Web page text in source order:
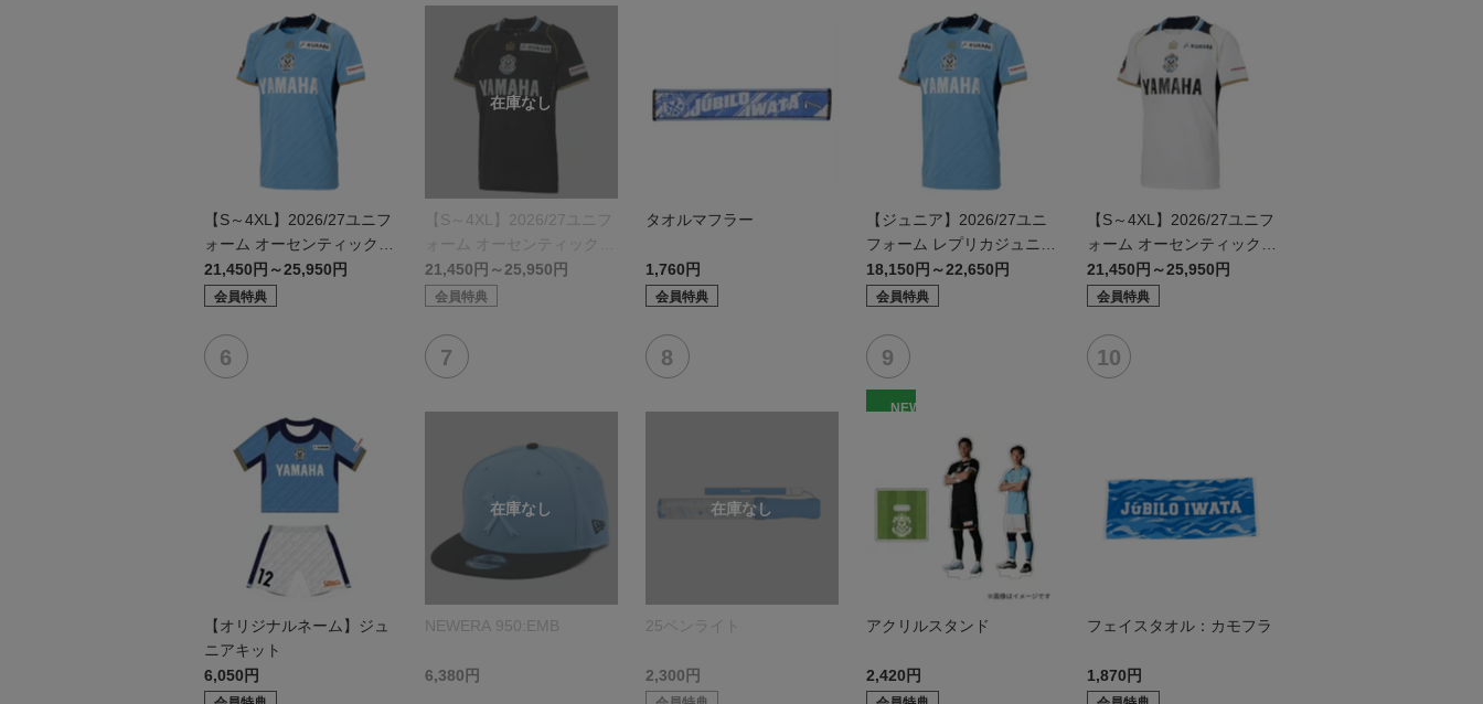
【S～4XL】2026/27ユニフ
ォーム オーセンティックモ
デル:FP1st
21,450円～25,950円
会員特典
【S～4XL】2026/27ユニフ
ォーム オーセンティックモ
デル:GK
21,450円～25,950円
会員特典
タオルマフラー
1,760円
会員特典
【ジュニア】2026/27ユニ
フォーム レプリカジュニア
モデル:FP1st
18,150円～22,650円
会員特典
【S～4XL】2026/27ユニフ
ォーム オーセンティックモ
デル:FP2nd
21,450円～25,950円
会員特典
【オリジナルネーム】ジュ
ニアキット
6,050円
NEWERA 950:EMB
6,380円
25ペンライト
2,300円
NEW
アクリルスタンド
2,420円
フェイスタオル：カモフラ
1,870円